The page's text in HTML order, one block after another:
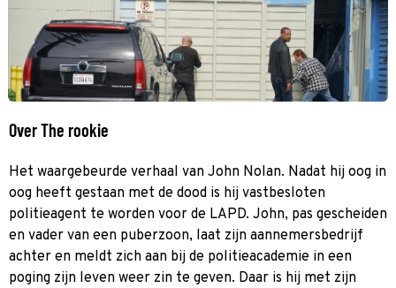
Over The rookie
Het waargebeurde verhaal van John Nolan. Nadat hij oog in
oog heeft gestaan met de dood is hij vastbesloten
politieagent te worden voor de LAPD. John, pas gescheiden
en vader van een puberzoon, laat zijn aannemersbedrijf
achter en meldt zich aan bij de politieacademie in een
poging zijn leven weer zin te geven. Daar is hij met zijn